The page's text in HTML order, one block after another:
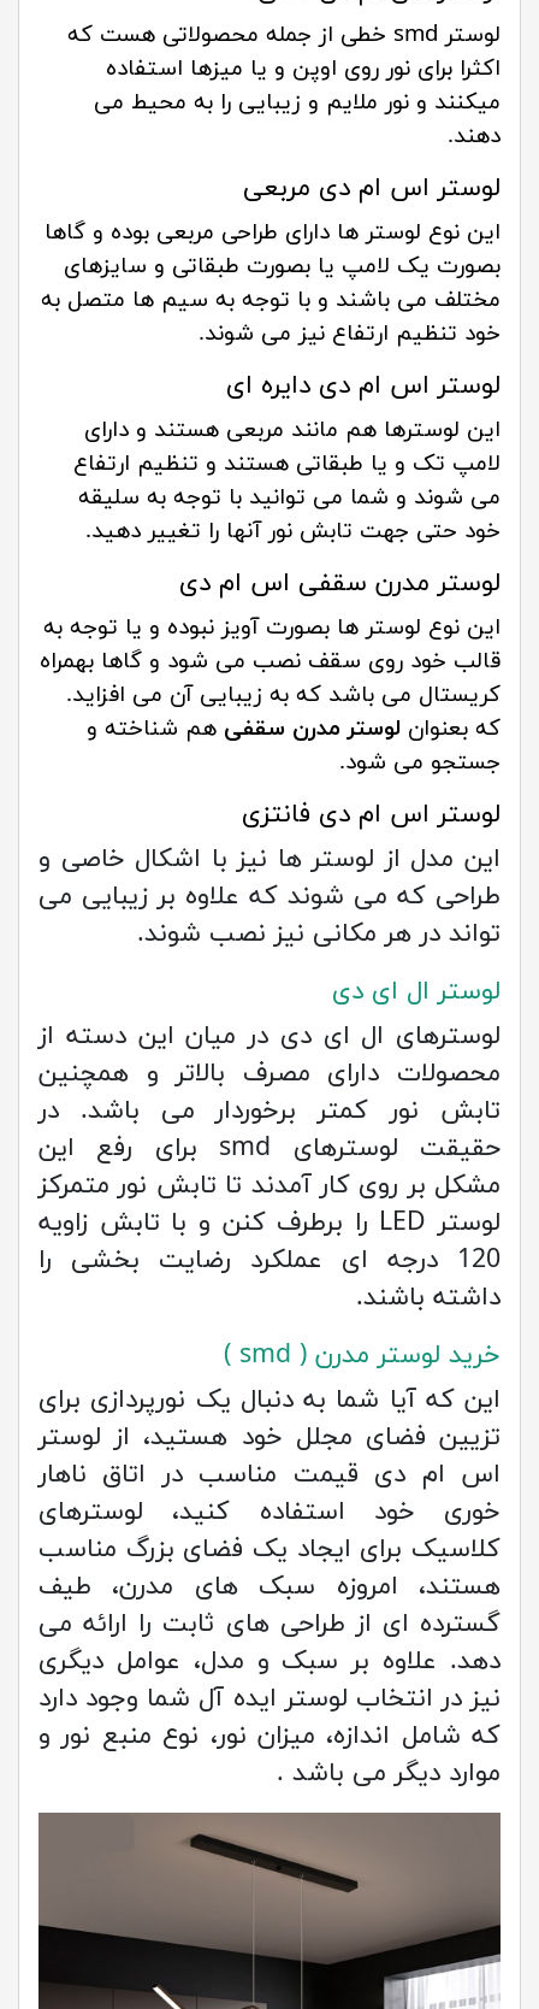
لوستر smd خطی از جمله محصولاتی هست که
اکثرا برای نور روی اوپن و یا میزها استفاده
میکنند و نور ملایم و زیبایی را به محیط می
دهند.
لوستر اس ام دی مربعی
این نوع لوستر ها دارای طراحی مربعی بوده و گاها
بصورت یک لامپ یا بصورت طبقاتی و سایزهای
مختلف می باشند و با توجه به سیم ها متصل به
خود تنظیم ارتفاع نیز می شوند.
لوستر اس ام دی دایره ای
این لوسترها هم مانند مربعی هستند و دارای
لامپ تک و یا طبقاتی هستند و تنظیم ارتفاع
می شوند و شما می توانید با توجه به سلیقه
خود حتی جهت تابش نور آنها را تغییر دهید.
لوستر مدرن سقفی اس ام دی
این نوع لوستر ها بصورت آویز نبوده و یا توجه به
قالب خود روی سقف نصب می شود و گاها بهمراه
کریستال می باشد که به زیبایی آن می افزاید.
که بعنوان لوستر مدرن سقفی هم شناخته و
جستجو می شود.
لوستر اس ام دی فانتزی
این مدل از لوستر ها نیز با اشکال خاصی و
طراحی که می شوند که علاوه بر زیبایی می
تواند در هر مکانی نیز نصب شوند.
لوستر ال ای دی
لوسترهای ال ای دی در میان این دسته از
محصولات دارای مصرف بالاتر و همچنین
تابش نور کمتر برخوردار می باشد. در
حقیقت لوسترهای smd برای رفع این
مشکل بر روی کار آمدند تا تابش نور متمرکز
لوستر LED را برطرف کنن و با تابش زاویه
120 درجه ای عملکرد رضایت بخشی را
داشته باشند.
خرید لوستر مدرن ( smd )
این که آیا شما به دنبال یک نورپردازی برای
تزیین فضای مجلل خود هستید، از لوستر
اس ام دی قیمت مناسب در اتاق ناهار
خوری خود استفاده کنید، لوسترهای
کلاسیک برای ایجاد یک فضای بزرگ مناسب
هستند، امروزه سبک های مدرن، طیف
گسترده ای از طراحی های ثابت را ارائه می
دهد. علاوه بر سبک و مدل، عوامل دیگری
نیز در انتخاب لوستر ایده آل شما وجود دارد
که شامل اندازه، میزان نور، نوع منبع نور و
موارد دیگر می باشد .